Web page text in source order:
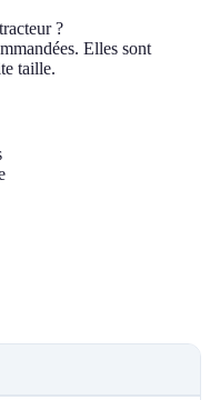
?
Elles sont
taille.